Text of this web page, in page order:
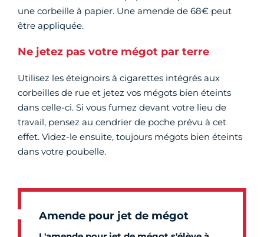
une corbeille à papier. Une amende de 68€ peut
être appliquée.
Ne jetez pas votre mégot par terre
Utilisez les éteignoirs à cigarettes intégrés aux
corbeilles de rue et jetez vos mégots bien éteints
dans celle-ci. Si vous fumez devant votre lieu de
travail, pensez au cendrier de poche prévu à cet
effet. Videz-le ensuite, toujours mégots bien éteints
dans votre poubelle.
Amende pour jet de mégot